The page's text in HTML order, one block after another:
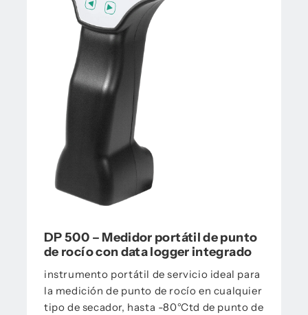
DP 500 – Medidor portátil de punto
de rocío con data logger integrado
instrumento portátil de servicio ideal para
la medición de punto de rocío en cualquier
tipo de secador, hasta -80°Ctd de punto de